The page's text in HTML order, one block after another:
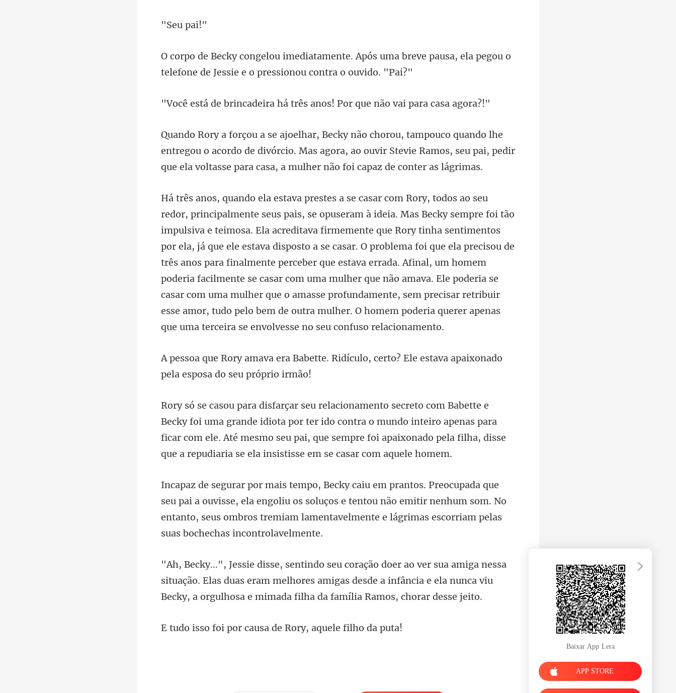
u p
s uma breve pausa, ela pegou o
telefone de J
a há três anos! Por que
tregou o acordo de divórcio. Mas agora, ao ouvir Stevie Ramos, seu pai, pedi
mentos
por ela, já que ele estava disposto a se casar. O problema foi que ela precisou de
três anos para finalmente perceber que estava errada. Afinal, um homem
poderia facilmente se casar com uma mulher que não amava. E
Ridículo, certo? Ele estava apaixon
ota por ter ido contra o mundo inteiro apenas para
ficar com ele. Até mesmo seu pai, que sempre f
visse, ela engoliu os soluços e tentou não emitir nenhum som. No
entanto, seus ombros
ssa
situação. Elas duas eram melhores amigas desde a infância e ela nunca v
causa de Rory, aqu
Baixar App Lera
APP STORE